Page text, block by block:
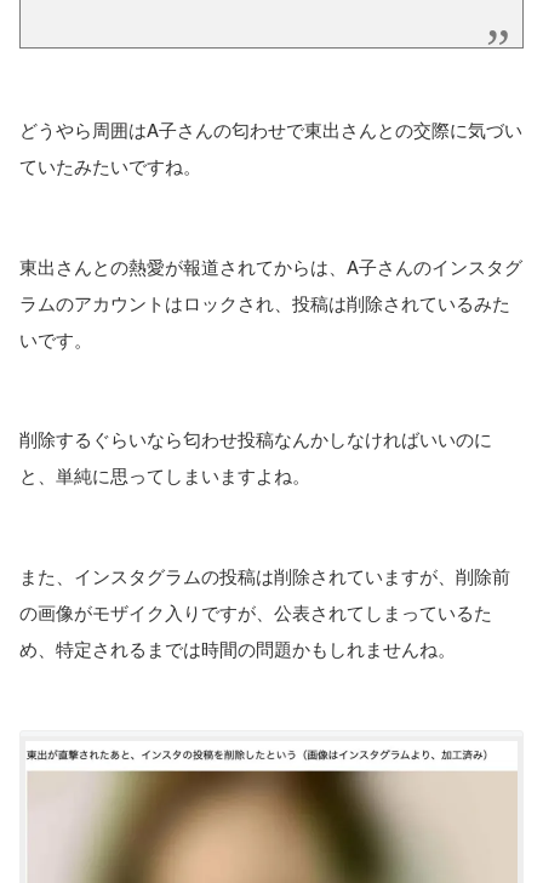
どうやら周囲はA子さんの匂わせで東出さんとの交際に気づい
ていたみたいですね。
東出さんとの熱愛が報道されてからは、A子さんのインスタグ
ラムのアカウントはロックされ、投稿は削除されているみた
いです。
削除するぐらいなら匂わせ投稿なんかしなければいいのに
と、単純に思ってしまいますよね。
また、インスタグラムの投稿は削除されていますが、削除前
の画像がモザイク入りですが、公表されてしまっているた
め、特定されるまでは時間の問題かもしれませんね。